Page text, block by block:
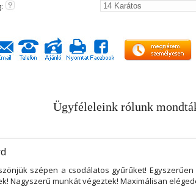
Ügyféleleink rólunk
szépen a csodálatos gyűrűket!
Nagyszerű munkát végeztek! Maximálisan